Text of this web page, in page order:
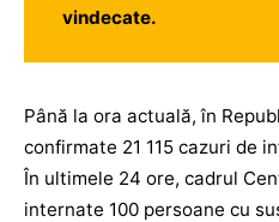
vindecate.
Până la ora actuală, în
confirmate 21 115 cazuri de
În ultimele 24 ore, cadrul
internate 100 persoane cu